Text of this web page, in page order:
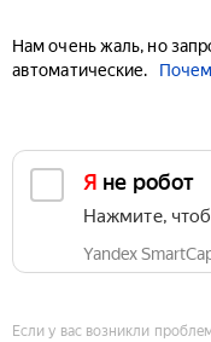
Нам очень жаль, но
автоматические.
Я не робот
Нажмите,
Yandex
Если у вас возникли